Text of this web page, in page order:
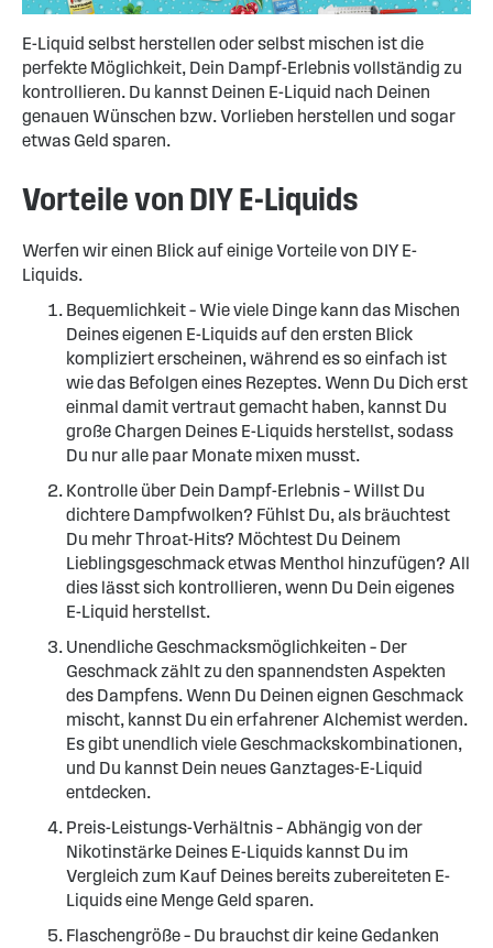
E-Liquid selbst herstellen oder selbst mischen ist die
perfekte Möglichkeit, Dein Dampf-Erlebnis vollständig zu
kontrollieren. Du kannst Deinen E-Liquid nach Deinen
genauen Wünschen bzw. Vorlieben herstellen und sogar
etwas Geld sparen.
Vorteile von DIY E-Liquids
Werfen wir einen Blick auf einige Vorteile von DIY E-
Liquids.
Bequemlichkeit – Wie viele Dinge kann das Mischen
Deines eigenen E-Liquids auf den ersten Blick
kompliziert erscheinen, während es so einfach ist
wie das Befolgen eines Rezeptes. Wenn Du Dich erst
einmal damit vertraut gemacht haben, kannst Du
große Chargen Deines E-Liquids herstellst, sodass
Du nur alle paar Monate mixen musst.
Kontrolle über Dein Dampf-Erlebnis – Willst Du
dichtere Dampfwolken? Fühlst Du, als bräuchtest
Du mehr Throat-Hits? Möchtest Du Deinem
Lieblingsgeschmack etwas Menthol hinzufügen? All
dies lässt sich kontrollieren, wenn Du Dein eigenes
E-Liquid herstellst.
Unendliche Geschmacksmöglichkeiten – Der
Geschmack zählt zu den spannendsten Aspekten
des Dampfens. Wenn Du Deinen eignen Geschmack
mischt, kannst Du ein erfahrener Alchemist werden.
Es gibt unendlich viele Geschmackskombinationen,
und Du kannst Dein neues Ganztages-E-Liquid
entdecken.
Preis-Leistungs-Verhältnis – Abhängig von der
Nikotinstärke Deines E-Liquids kannst Du im
Vergleich zum Kauf Deines bereits zubereiteten E-
Liquids eine Menge Geld sparen.
Flaschengröße – Du brauchst dir keine Gedanken